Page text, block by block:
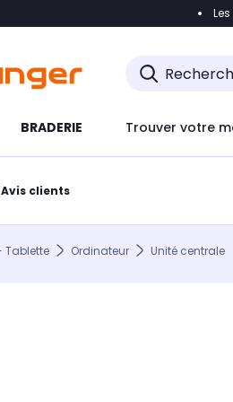
Accéder
BRADERIE Trouver votre
Avis clients
Tablette Ordinateur Unité centrale